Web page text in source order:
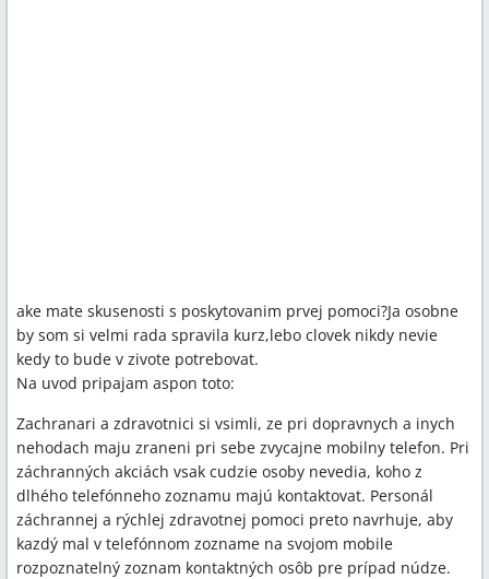
ake mate skusenosti s poskytovanim prvej pomoci?Ja osobne
by som si velmi rada spravila kurz,lebo clovek nikdy nevie
kedy to bude v zivote potrebovat.
Na uvod pripajam aspon toto:
Zachranari a zdravotnici si vsimli, ze pri dopravnych a inych
nehodach maju zraneni pri sebe zvycajne mobilny telefon. Pri
záchranných akciách vsak cudzie osoby nevedia, koho z
dlhého telefónneho zoznamu majú kontaktovat. Personál
záchrannej a rýchlej zdravotnej pomoci preto navrhuje, aby
kazdý mal v telefónnom zozname na svojom mobile
rozpoznatelný zoznam kontaktných osôb pre prípad núdze.